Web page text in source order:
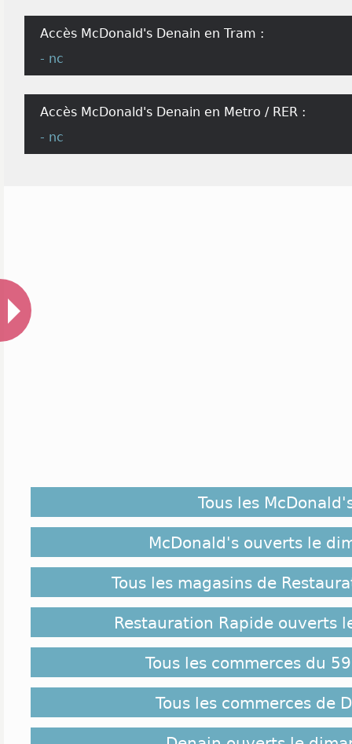
Accès McDonald's Denain en Tram :
- nc
Accès McDonald's Denain en Metro / RER :
- nc
Tous les
McDonald's ouverts le
Tous les magasins de
Restauration Rapide ouverts
Tous les commerces du
Tous les commerces de